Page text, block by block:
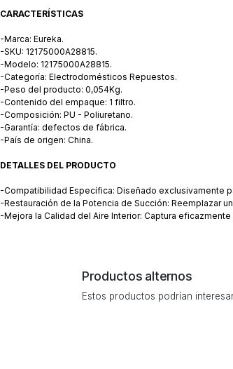
CARACTERÍSTICAS
-Marca: Eureka.
-SKU: 12175000A28815.
-Modelo: 12175000A28815.
-Categoría: Electrodomésticos Repuestos.
-Peso del producto: 0,054Kg.
-Contenido del empaque: 1 filtro.
-Composición: PU - Poliuretano.
-Garantía: defectos de fábrica.
-País de origen: China.
DETALLES DEL PRODUCTO
-Compatibilidad Específica: Diseñado exclusivamente
-Restauración de la Potencia de Succión: Reemplazar
-Mejora la Calidad del Aire Interior: Captura
Productos alternos
Estos productos podrían